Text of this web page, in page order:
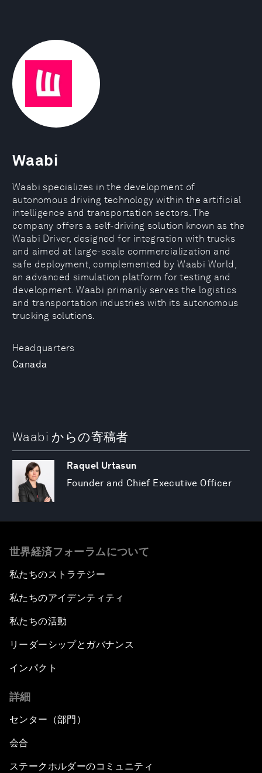
Headquarters
Canada
Waabi
Waabi specializes in the development of
autonomous driving technology within the artificial
intelligence and transportation sectors. The
company offers a self-driving solution known as the
Waabi Driver, designed for integration with trucks
and aimed at large-scale commercialization and
safe deployment, complemented by Waabi World,
an advanced simulation platform for testing and
development. Waabi primarily serves the logistics
and transportation industries with its autonomous
trucking solutions.
Waabi からの寄稿者
Raquel Urtasun
Founder and Chief Executive Officer
世界経済フォーラムについて
私たちのストラテジー
私たちのアイデンティティ
私たちの活動
リーダーシップとガバナンス
インパクト
詳細
センター（部門）
会合
ステークホルダーのコミュニティ